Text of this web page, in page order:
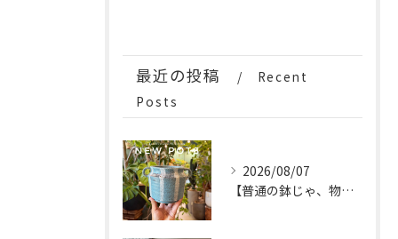
最近の投稿
Recent
Posts
2026/08/07
【普通の鉢じゃ、物足りない。